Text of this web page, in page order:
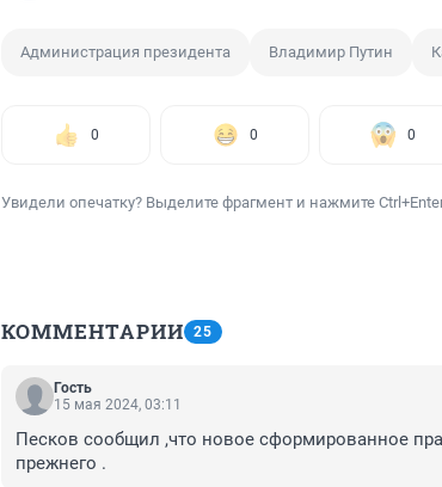
Администрация президента Владимир Путин
0 0 0
Увидели опечатку? Выделите фрагмент и нажмите
КОММЕНТАРИИ 25
Гость
15 мая 2024, 03:11
Песков сообщил ,что новое сформированное
прежнего .